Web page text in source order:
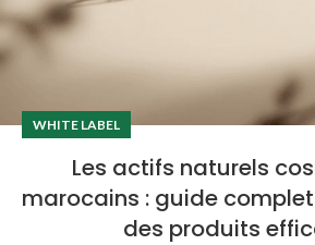
WHITE LABEL
Les actifs naturels
marocains : guide
des produits